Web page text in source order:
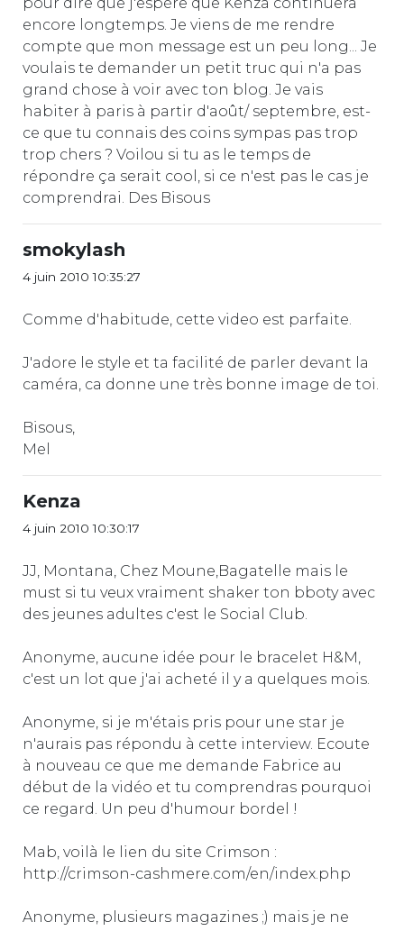
encore longtemps. Je viens de me rendre
compte que mon message est un peu long... Je
voulais te demander un petit truc qui n'a pas
grand chose à voir avec ton blog. Je vais
habiter à paris à partir d'août/ septembre, est-
ce que tu connais des coins sympas pas trop
trop chers ? Voilou si tu as le temps de
répondre ça serait cool, si ce n'est pas le cas je
comprendrai. Des Bisous
smokylash
4 juin 2010 10:35:27
Comme d'habitude, cette video est parfaite.
J'adore le style et ta facilité de parler devant la
caméra, ca donne une très bonne image de toi.
Bisous,
Mel
Kenza
4 juin 2010 10:30:17
JJ, Montana, Chez Moune,Bagatelle mais le
must si tu veux vraiment shaker ton bboty avec
des jeunes adultes c'est le Social Club.
Anonyme, aucune idée pour le bracelet H&M,
c'est un lot que j'ai acheté il y a quelques mois.
Anonyme, si je m'étais pris pour une star je
n'aurais pas répondu à cette interview. Ecoute
à nouveau ce que me demande Fabrice au
début de la vidéo et tu comprendras pourquoi
ce regard. Un peu d'humour bordel !
Mab, voilà le lien du site Crimson :
http://crimson-cashmere.com/en/index.php
Anonyme, plusieurs magazines ;) mais je ne